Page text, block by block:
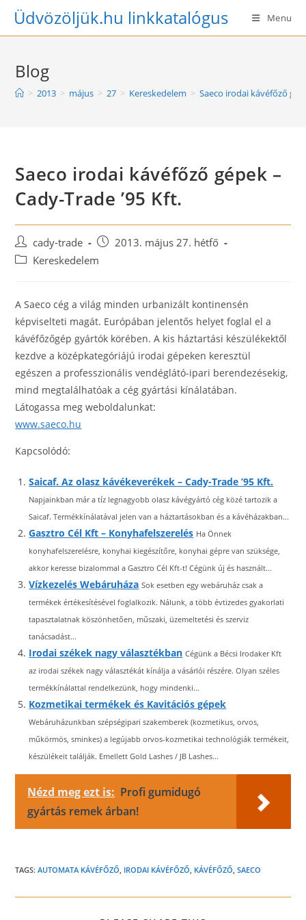
SkipÜdvözöljük.hu linkkatalógus Menu
Blog
> 2013 > május > 27 > Kereskedelem > Saeco irodai kávéfőző
Saeco irodai kávéfőző gépek –
Cady-Trade ’95 Kft.
Post
author:
cady-trade
Post
published:
2013. május 27. hétfő
PostKereskedelem
A Saeco cég a világ minden urbanizált kontinensén
képviselteti magát. Európában jelentős helyet foglal el a
kávéfőzőgép gyártók körében. A kis háztartási készülékektől
kezdve a középkategóriájú irodai gépeken keresztül
egészen a professzionális vendéglátó-ipari berendezésekig,
mind megtalálhatóak a cég gyártási kínálatában.
Látogassa meg weboldalunkat:
www.saeco.hu
Kapcsolódó:
Saicaf. Az olasz kávékeverékek – Cady-Trade ’95 Kft.
Napjainkban már a tíz legnagyobb olasz kávégyártó cég közé tartozik a
Saicaf. Termékkínálatával jelen van a háztartásokban és a kávéházakban...
Gasztro Cél Kft – Konyhafelszerelés Ha Önnek
konyhafelszerelésre, konyhai kiegészítőre, konyhai gépre van szüksége,
akkor keresse bizalommal a Gasztro Cél Kft-t! Cégünk új és használt...
Vízkezelés Webáruháza Sok esetben egy webáruház csak a
termékek értékesítésével foglalkozik. Nálunk, a több évtizedes gyakorlati
tapasztalatnak köszönhetően, műszaki, üzemeltetési és szerviz
tanácsadást...
Irodai székek nagy választékban Cégünk a Bécsi Irodaker Kft
az irodai székek nagy választékát kínálja a vásárlói részére. Olyan széles
termékkínálattal rendelkezünk, hogy mindenki...
Kozmetikai termékek és Kavitációs gépek
Webáruházunkban szépségipari szakemberek (kozmetikus, orvos,
műkörmös, sminkes) a legújabb orvos-kozmetikai technológiák termékeit,
készülékeit találják. Emellett Gold Lashes / JB Lashes...
Nézd meg ezt is: Profi gumidugó
gyártás remek árban!
TAGS:AUTOMATA KÁVÉFŐZŐ, IRODAI KÁVÉFŐZŐ, KÁVÉFŐZŐ, SAECO